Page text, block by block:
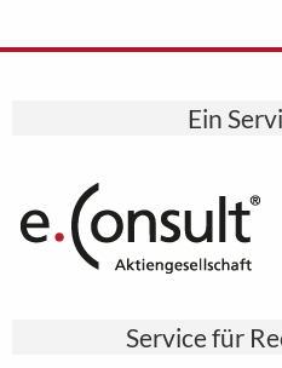
Ein
Service für